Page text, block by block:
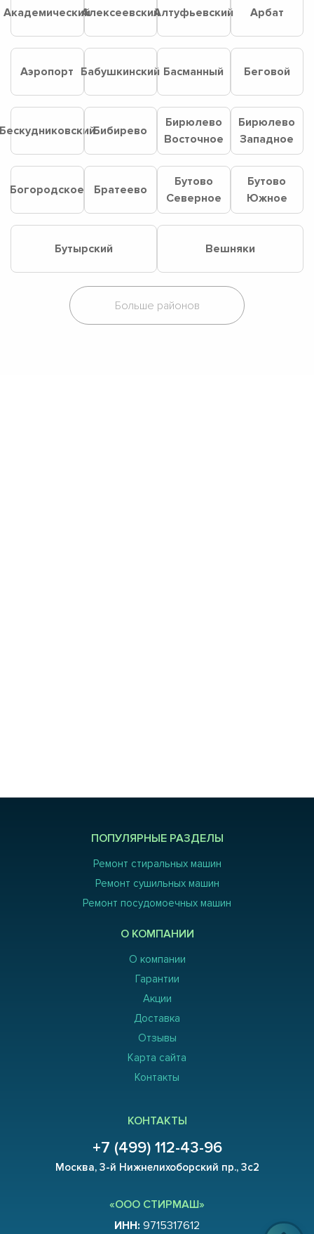
АкадемическийАлексеевскийАлтуфьевский Арбат
Аэропорт Бабушкинский Басманный Беговой
Бибирево
Бирюлево
Восточное
Бирюлево
Западное
Богородское Братеево
Бутово
Северное
Бутово
Южное
Бутырский Вешняки
ПОПУЛЯРНЫЕ РАЗДЕЛЫ
Ремонт стиральных машин
Ремонт сушильных машин
Ремонт посудомоечных машин
О КОМПАНИИ
О компании
Гарантии
Акции
Доставка
Отзывы
Карта сайта
Контакты
КОНТАКТЫ
+7 (499) 112-43-96
Москва, 3-й Нижнелихоборский пр., 3с2
«ООО СТИРМАШ»
ИНН: 9715317612